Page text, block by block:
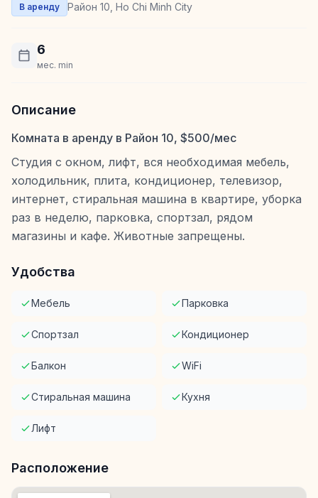
В аренду Район 10, Ho Chi Minh City
6
мес. min
Описание
Комната в аренду в Район 10, $500/мес
Студия с окном, лифт, вся необходимая мебель,
холодильник, плита, кондиционер, телевизор,
интернет, стиральная машина в квартире, уборка
раз в неделю, парковка, спортзал, рядом
магазины и кафе. Животные запрещены.
Удобства
Мебель Парковка
Спортзал Кондиционер
Балкон WiFi
Стиральная машина Кухня
Лифт
Расположение